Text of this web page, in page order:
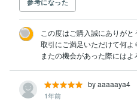
参考になった
この度はご購入誠にありがと
取引にご満足いただけて何よ
またの機会があった際にはよ
by aaaaaya4
1年前